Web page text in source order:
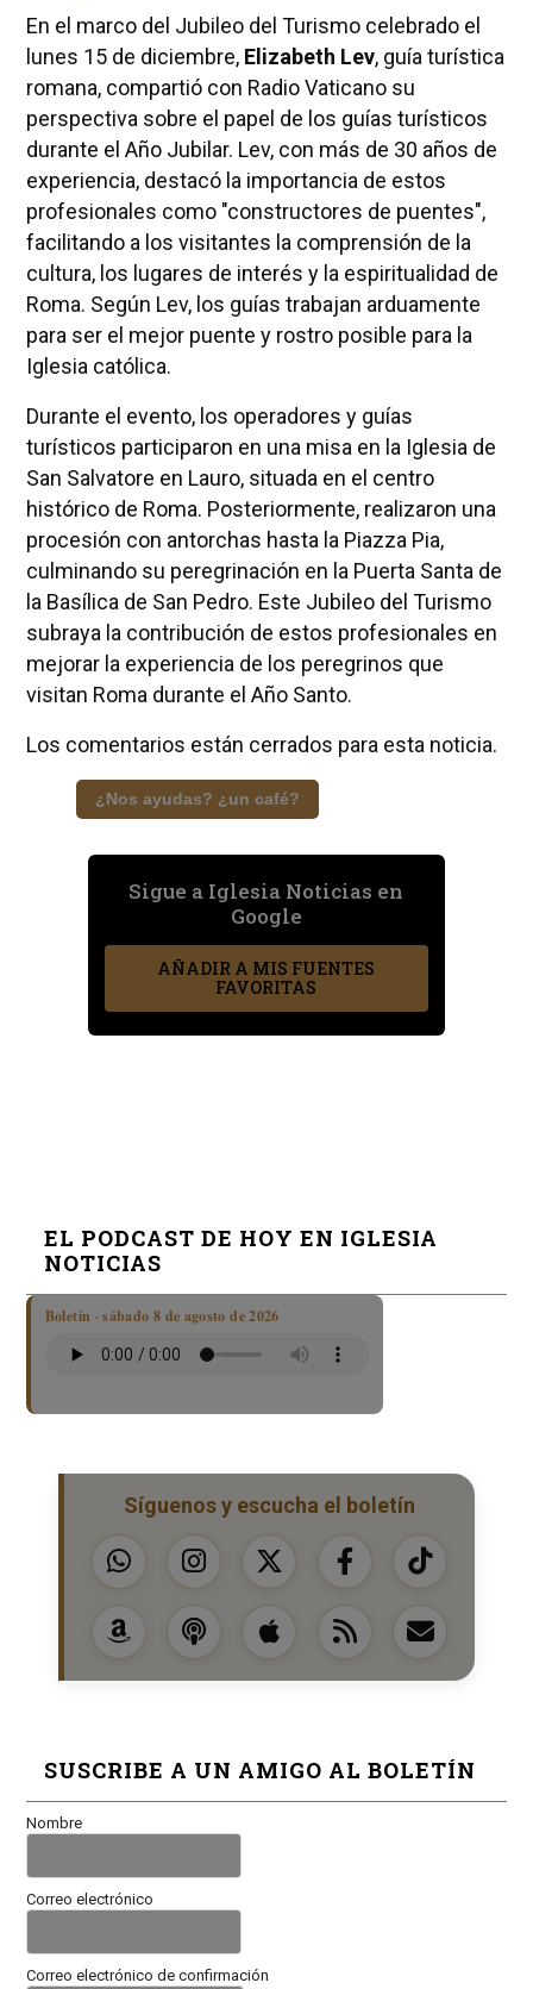
En el marco del Jubileo del Turismo celebrado el
lunes 15 de diciembre, Elizabeth Lev, guía turística
romana, compartió con Radio Vaticano su
perspectiva sobre el papel de los guías turísticos
durante el Año Jubilar. Lev, con más de 30 años de
experiencia, destacó la importancia de estos
profesionales como "constructores de puentes",
facilitando a los visitantes la comprensión de la
cultura, los lugares de interés y la espiritualidad de
Roma. Según Lev, los guías trabajan arduamente
para ser el mejor puente y rostro posible para la
Iglesia católica.
Durante el evento, los operadores y guías
turísticos participaron en una misa en la Iglesia de
San Salvatore en Lauro, situada en el centro
histórico de Roma. Posteriormente, realizaron una
procesión con antorchas hasta la Piazza Pia,
culminando su peregrinación en la Puerta Santa de
la Basílica de San Pedro. Este Jubileo del Turismo
subraya la contribución de estos profesionales en
mejorar la experiencia de los peregrinos que
visitan Roma durante el Año Santo.
Los comentarios están cerrados para esta noticia.
¿Nos ayudas? ¿un café?
Sigue a Iglesia Noticias en
Google
AÑADIR A MIS FUENTES
FAVORITAS
EL PODCAST DE HOY EN IGLESIA
NOTICIAS
Boletín · sábado 8 de agosto de 2026
Síguenos y escucha el boletín
SUSCRIBE A UN AMIGO AL BOLETÍN
Nombre
Correo electrónico
Correo electrónico de confirmación